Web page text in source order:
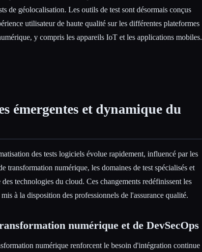
de géolocalisation. Les outils de test sont désormais conçus
utilisateur de haute qualité sur les différentes plateformes
y compris les appareils IoT et les applications mobiles.
émergentes et dynamique du
des tests logiciels évolue rapidement, influencé par les
transformation numérique, les domaines de test spécialisés et
technologies du cloud. Ces changements redéfinissent les
à la disposition des professionnels de l'assurance qualité.
numérique et de DevSecOps
numérique renforcent le besoin d'intégration continue